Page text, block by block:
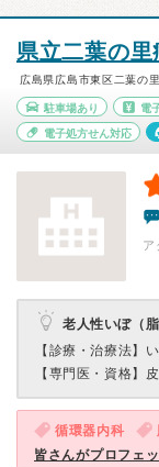
県立二葉の里
広島県広島市東区二葉の
駐車場あり 電
電子処方せん対応
老人性いぼ（
【診療・治療法】
【専門医・資格】
循環器内科
皆さんがプロフェ